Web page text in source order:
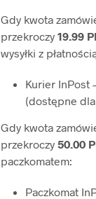
Gdy kwota
przekroczy19.99
wysyłki z
Kurier InPost
(dostępne
Gdy kwota
przekroczy50.00
paczkomatem:
Paczkomat